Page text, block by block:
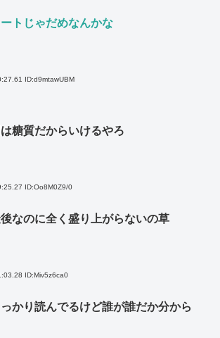
トじゃだめなんかな
ID:d9mtawUBM
糖質だからいけるやろ
ID:Oo8M0Z9/0
なのに全く盛り上がらないの草
ID:Miv5z6ca0
かり読んでるけど誰が誰だか分から